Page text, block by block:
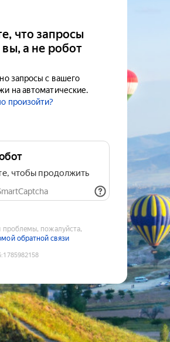
что запросы
а не робот
запросы с вашего
на автоматические.
произойти?
чтобы продолжить
проблемы, пожалуйста,
обратной связи
:1785982158